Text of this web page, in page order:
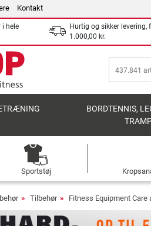
Kontakt
i hele
Hurtig og sikker levering,
1.000,00 kr.
BORDTENNIS,
Sportstøj
Tilbehør Fitness Equipment Care